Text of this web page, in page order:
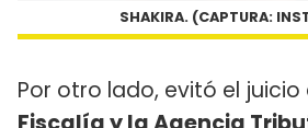
SHAKIRA. (CAPTURA:
Por otro lado, evitó el